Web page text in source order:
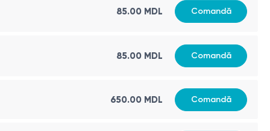
85.00 MDL Comandă
85.00 MDL Comandă
650.00 MDL Comandă